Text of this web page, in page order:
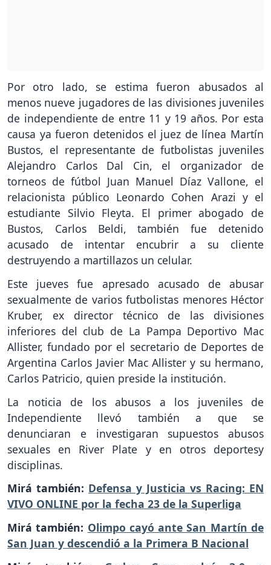
Por otro lado, se estima fueron abusados al
menos nueve jugadores de las divisiones juveniles
de independiente de entre 11 y 19 años. Por esta
causa ya fueron detenidos el juez de línea Martín
Bustos, el representante de futbolistas juveniles
Alejandro Carlos Dal Cin, el organizador de
torneos de fútbol Juan Manuel Díaz Vallone, el
relacionista público Leonardo Cohen Arazi y el
estudiante Silvio Fleyta. El primer abogado de
Bustos, Carlos Beldi, también fue detenido
acusado de intentar encubrir a su cliente
destruyendo a martillazos un celular.
Este jueves fue apresado acusado de abusar
sexualmente de varios futbolistas menores Héctor
Kruber, ex director técnico de las divisiones
inferiores del club de La Pampa Deportivo Mac
Allister, fundado por el secretario de Deportes de
Argentina Carlos Javier Mac Allister y su hermano,
Carlos Patricio, quien preside la institución.
La noticia de los abusos a los juveniles de
Independiente llevó también a que se
denunciaran e investigaran supuestos abusos
sexuales en River Plate y en otros deportesy
disciplinas.
Mirá también: Defensa y Justicia vs Racing: EN
VIVO ONLINE por la fecha 23 de la Superliga
Mirá también: Olimpo cayó ante San Martín de
San Juan y descendió a la Primera B Nacional